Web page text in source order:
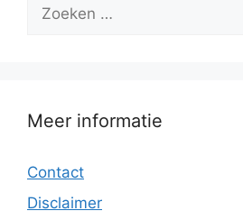
Meer informatie
Contact
Disclaimer